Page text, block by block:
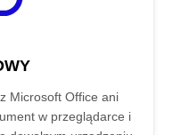
Microsoft Office ani
w przeglądarce i